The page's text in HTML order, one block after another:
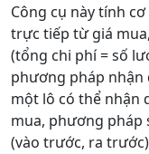
Công cụ này tính
trực tiếp từ giá
(tổng chi phí = số
phương pháp nhận
một lô có thể nhận
mua, phương pháp
(vào trước, ra